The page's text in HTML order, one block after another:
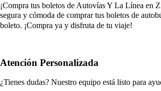
¡Compra tus boletos de Autovías Y La Línea en
segura y cómoda de comprar tus boletos de
boleto. ¡Compra ya y disfruta de tu viaje!
Atención Personalizada
¿Tienes dudas? Nuestro equipo está listo para